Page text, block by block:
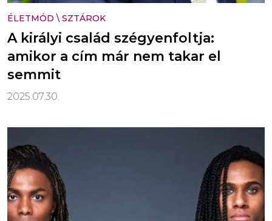
ÉLETMÓD \ SZTÁROK
A királyi család szégyenfoltja:
amikor a cím már nem takar el
semmit
2025.07.30.